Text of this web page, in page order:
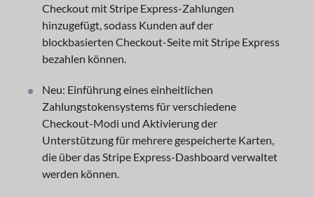
Checkout mit Stripe Express-Zahlungen
hinzugefügt, sodass Kunden auf der
blockbasierten Checkout-Seite mit Stripe Express
bezahlen können.
Neu: Einführung eines einheitlichen
Zahlungstokensystems für verschiedene
Checkout-Modi und Aktivierung der
Unterstützung für mehrere gespeicherte Karten,
die über das Stripe Express-Dashboard verwaltet
werden können.